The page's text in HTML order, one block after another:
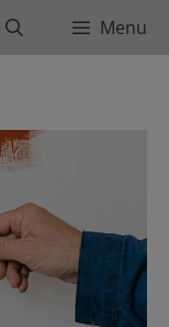
BuscarMenu